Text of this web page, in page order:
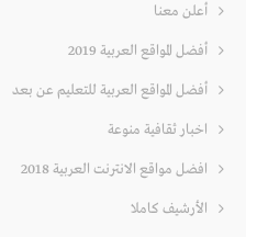
أعلن معنا
أفضل المواقع العربية 2019
أفضل المواقع العربية للتعليم عن بعد
اخبار ثقافية منوعة
افضل مواقع الانترنت العربية 2018
الأرشيف كاملا